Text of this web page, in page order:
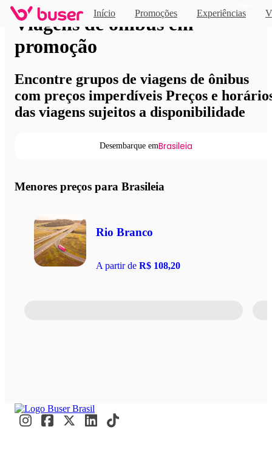
Início Promoções Experiências
Viagens de ônibus em
promoção
Encontre grupos de viagens de ônibus
com preços imperdíveis Preços e
das viagens sujeitos a disponibilidade
Desembarque emBrasileia
Menores preços para Brasileia
Rio Branco
A partir de R$ 108,20